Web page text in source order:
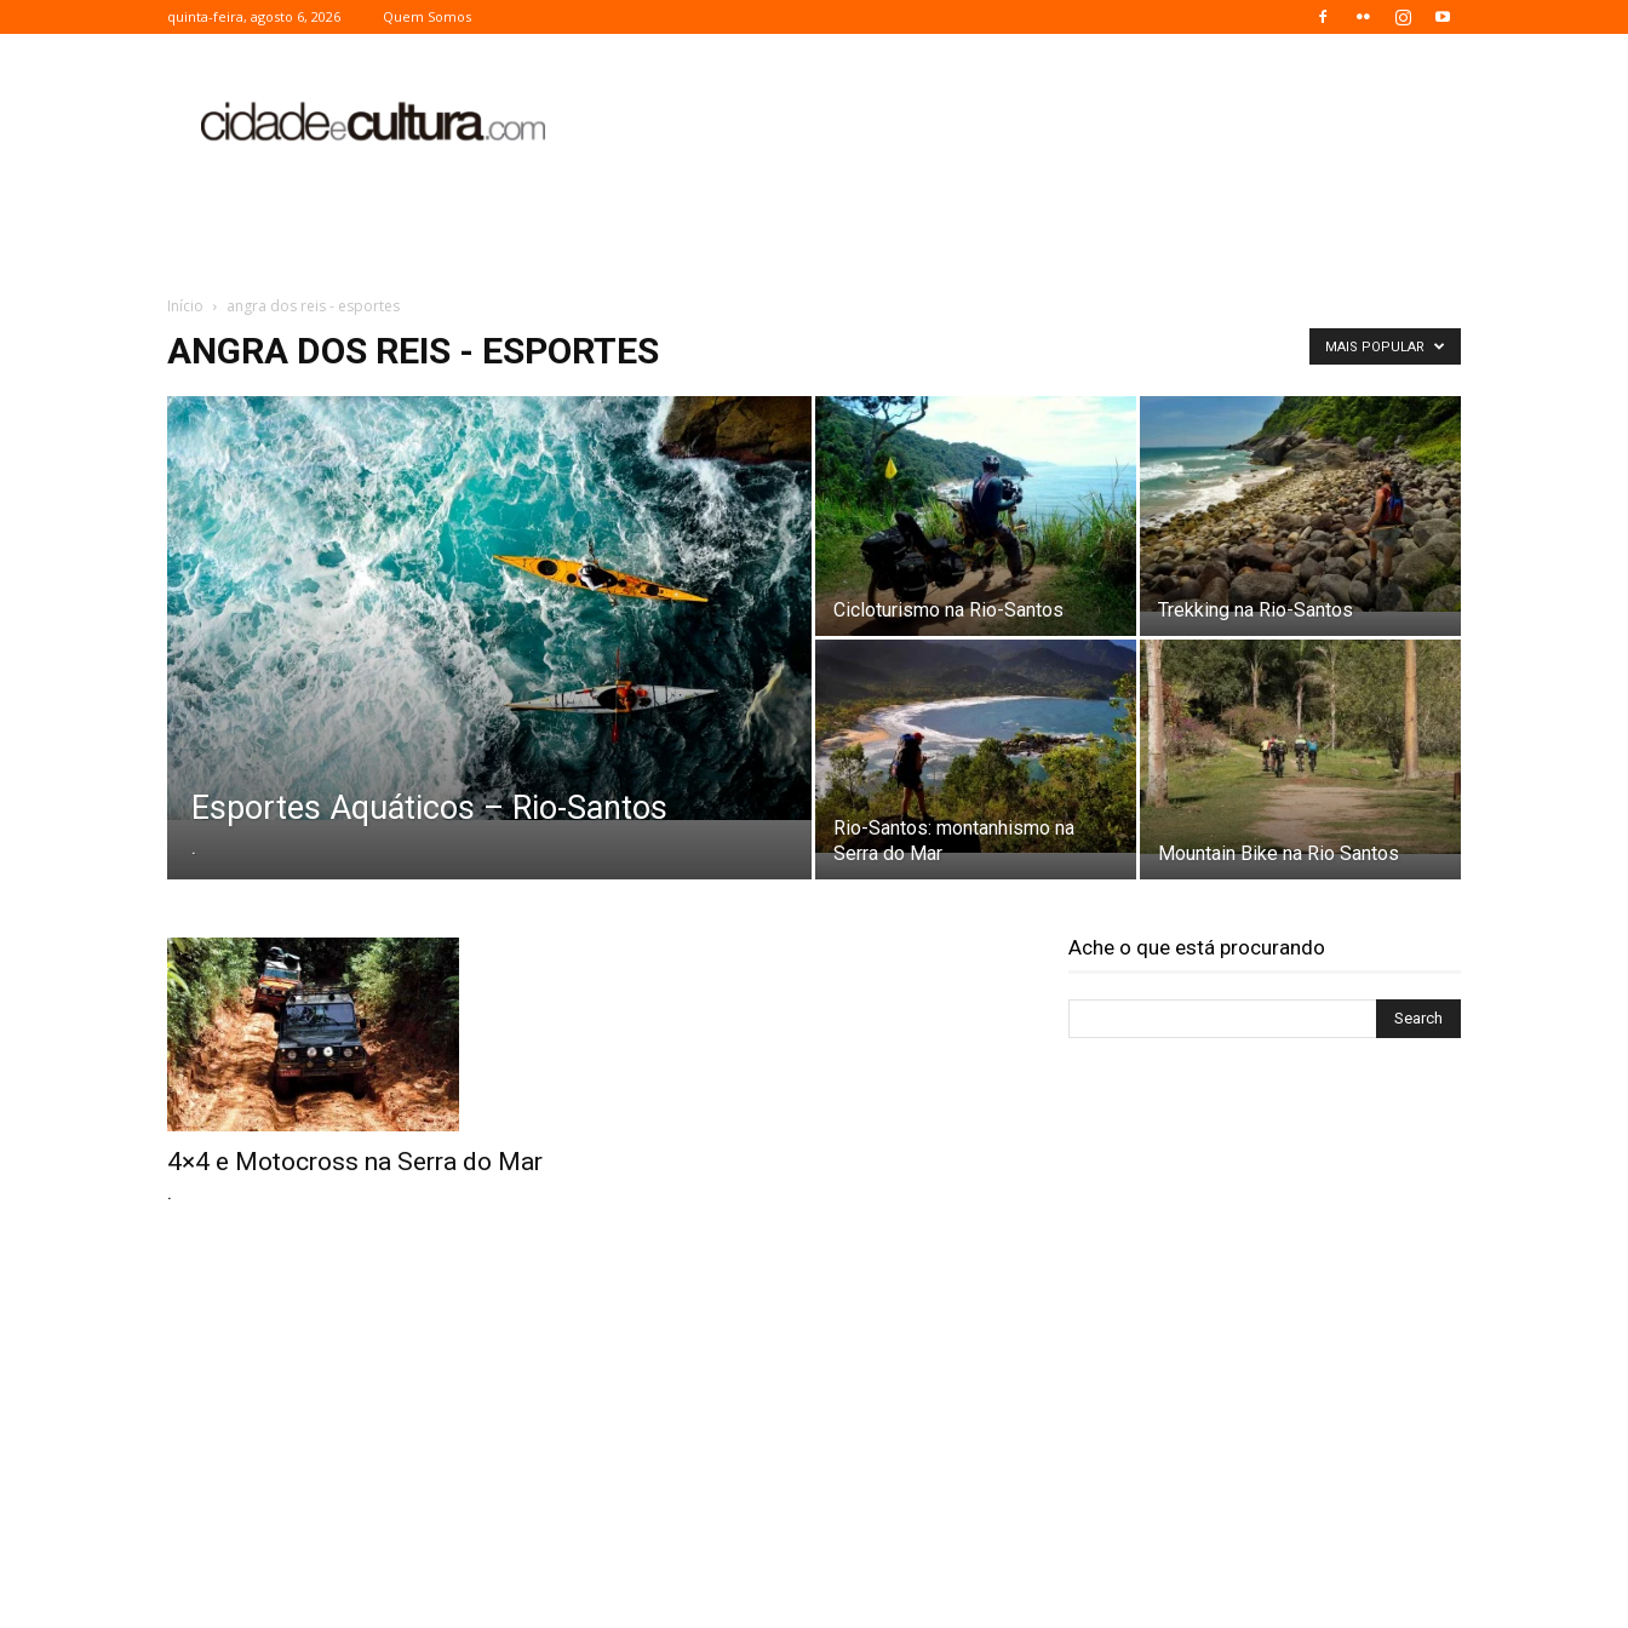
quinta-feira, agosto 6, 2026 Quem Somos
Cultura
Início angra dos reis - esportes
ANGRA DOS REIS - ESPORTES MAIS POPULAR
Esportes Aquáticos – Rio-Santos
.
Cicloturismo na Rio-Santos Trekking na Rio-Santos
Rio-Santos: montanhismo na
Serra do Mar
Mountain Bike na Rio Santos
4×4 e Motocross na Serra do Mar
.
Ache o que está procurando